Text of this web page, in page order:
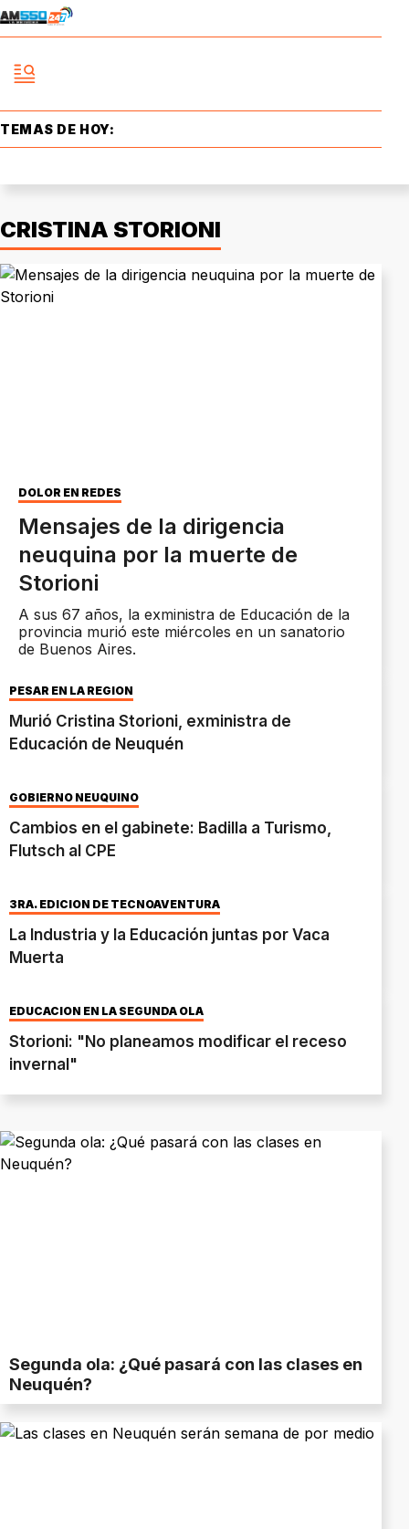
TEMAS DE HOY:
CRISTINA STORIONI
DOLOR EN REDES
Mensajes de la dirigencia
neuquina por la muerte de
Storioni
A sus 67 años, la exministra de Educación de la
provincia murió este miércoles en un sanatorio
de Buenos Aires.
PESAR EN LA REGIÓN
Murió Cristina Storioni, exministra de
Educación de Neuquén
GOBIERNO NEUQUINO
Cambios en el gabinete: Badilla a Turismo,
Flutsch al CPE
3RA. EDICIÓN DE TECNOAVENTURA
La Industria y la Educación juntas por Vaca
Muerta
EDUCACIÓN EN LA SEGUNDA OLA
Storioni: "No planeamos modificar el receso
invernal"
Segunda ola: ¿Qué pasará con las clases en
Neuquén?